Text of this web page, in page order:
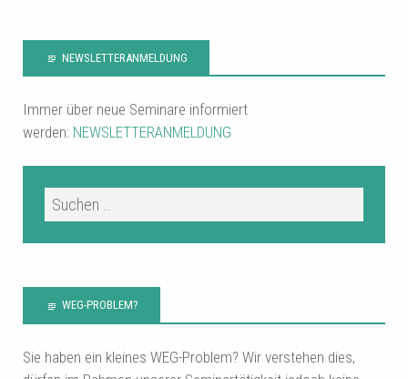
NEWSLETTERANMELDUNG
Immer über neue Seminare informiert
werden: NEWSLETTERANMELDUNG
WEG-PROBLEM?
Sie haben ein kleines WEG-Problem? Wir verstehen dies,